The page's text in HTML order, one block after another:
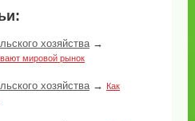
хозяйства→
мировой рынок
хозяйства→ Как